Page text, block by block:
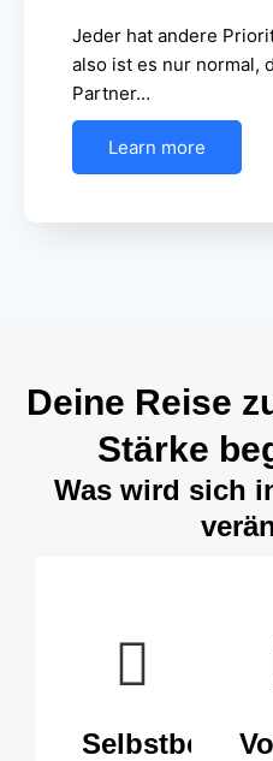
Jeder hat andere
also ist es nur normal,
Partner…
Learn more
Deine Reise
Stärke
Was wird sich